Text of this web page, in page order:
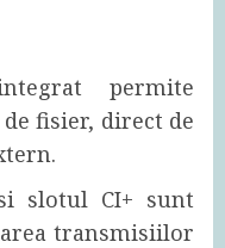
permite
fisier, direct de
slotul CI+ sunt
transmisiilor